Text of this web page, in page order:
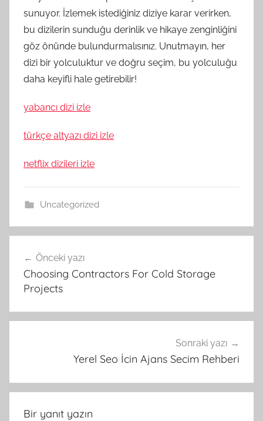
sunuyor. İzlemek istediğiniz diziye karar verirken,
bu dizilerin sunduğu derinlik ve hikaye zenginliğini
göz önünde bulundurmalısınız. Unutmayın, her
dizi bir yolculuktur ve doğru seçim, bu yolculuğu
daha keyifli hale getirebilir!
yabancı dizi izle
türkçe altyazı dizi izle
netflix dizileri izle
Uncategorized
gezinmesi
Önceki yazı
Choosing Contractors For Cold Storage
Projects
Sonraki yazı
Yerel Seo İcin Ajans Secim Rehberi
Bir yanıt yazın